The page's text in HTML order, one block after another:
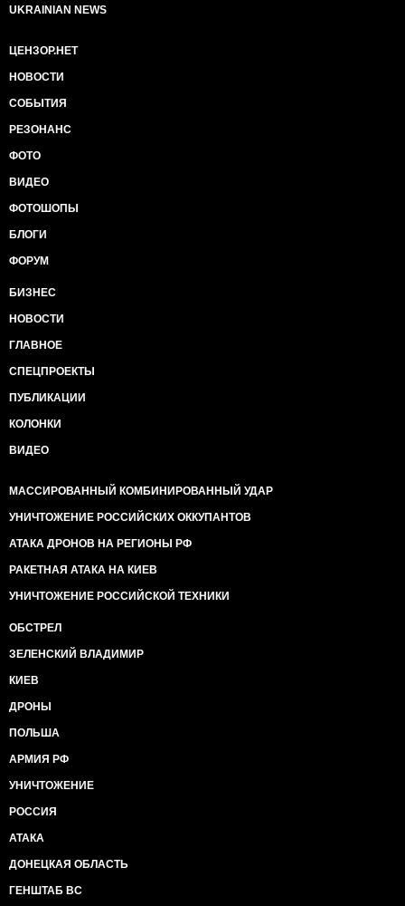
UKRAINIAN NEWS
ЦЕНЗОР.НЕТ
НОВОСТИ
СОБЫТИЯ
РЕЗОНАНС
ФОТО
ВИДЕО
ФОТОШОПЫ
БЛОГИ
ФОРУМ
БИЗНЕС
НОВОСТИ
ГЛАВНОЕ
СПЕЦПРОЕКТЫ
ПУБЛИКАЦИИ
КОЛОНКИ
ВИДЕО
МАССИРОВАННЫЙ КОМБИНИРОВАННЫЙ УДАР
УНИЧТОЖЕНИЕ РОССИЙСКИХ ОККУПАНТОВ
АТАКА ДРОНОВ НА РЕГИОНЫ РФ
РАКЕТНАЯ АТАКА НА КИЕВ
УНИЧТОЖЕНИЕ РОССИЙСКОЙ ТЕХНИКИ
ОБСТРЕЛ
ЗЕЛЕНСКИЙ ВЛАДИМИР
КИЕВ
ДРОНЫ
ПОЛЬША
АРМИЯ РФ
УНИЧТОЖЕНИЕ
РОССИЯ
АТАКА
ДОНЕЦКАЯ ОБЛАСТЬ
ГЕНШТАБ ВС